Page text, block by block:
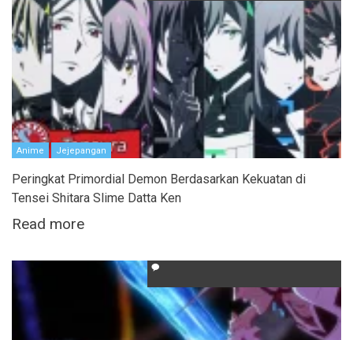
Anime Jejepangan
Peringkat Primordial Demon Berdasarkan Kekuatan di
Tensei Shitara Slime Datta Ken
Read more